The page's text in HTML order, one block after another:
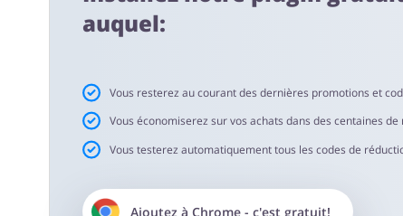
auquel:
Vous resterez au courant des dernières promotions et
Vous économiserez sur vos achats dans des centaines
Vous testerez automatiquement tous les codes de
Ajoutez à Chrome- c'est gratuit!